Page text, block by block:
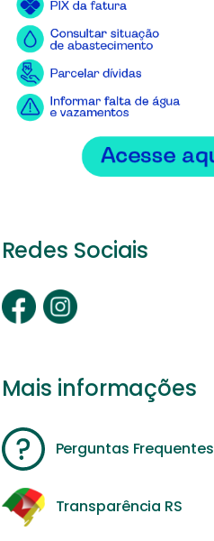
Redes Sociais
Mais informações
Perguntas Frequentes
Transparência RS